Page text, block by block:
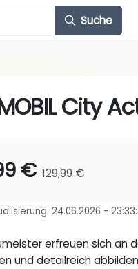
Suche
City
€ 129,99 €
24.06.2026 -
erfreuen sich an
und detailreich